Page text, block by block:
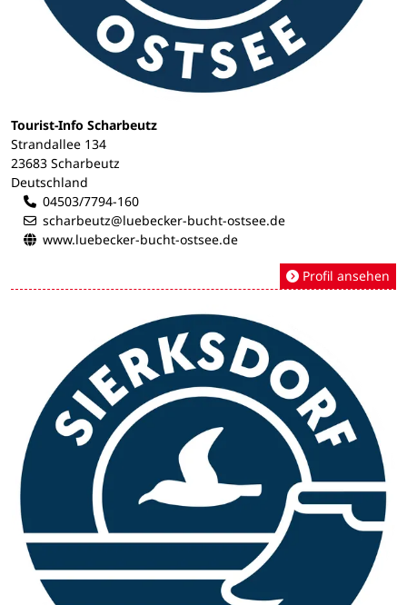
Tourist-Info Scharbeutz
Strandallee 134
23683 Scharbeutz
Deutschland
04503/7794-160
scharbeutz@luebecker-bucht-ostsee.de
www.luebecker-bucht-ostsee.de
Profil ansehen